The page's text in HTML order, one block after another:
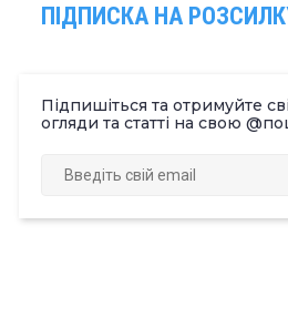
ПІДПИСКА НА
Підпишіться та отримуйте
огляди та статті на свою